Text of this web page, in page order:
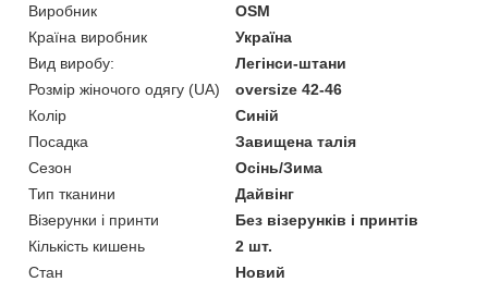
Виробник
OSM
Країна виробник
Україна
Вид виробу:
Легінси-штани
Розмір жіночого одягу (UA)
oversize 42-46
Колір
Синій
Посадка
Завищена талія
Сезон
Осінь/Зима
Тип тканини
Дайвінг
Візерунки і принти
Без візерунків і принтів
Кількість кишень
2 шт.
Стан
Новий